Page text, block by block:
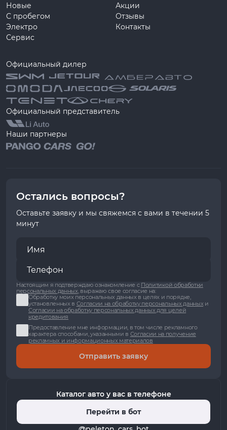
Новые
С пробегом
Электро
Сервис
Акции
Отзывы
Контакты
Официальный дилер
Официальный представитель
Наши партнеры
Остались вопросы?
Оставьте заявку и мы свяжемся с вами в течении 5
минут
Настоящим я подтверждаю ознакомление с Политикой обработки
персональных данных, выражаю свое согласие на:
Обработку моих персональных данных в целях и порядке,
установленных в Согласии на обработку персональных данныхи
Согласии на обработку персональных данных для целей
кредитования
Предоставление мне информации, в том числе рекламного
характера способами, указанными в Согласии на получение
рекламных и информационных материалов
Отправить заявку
Каталог авто у вас в телефоне
Перейти в бот